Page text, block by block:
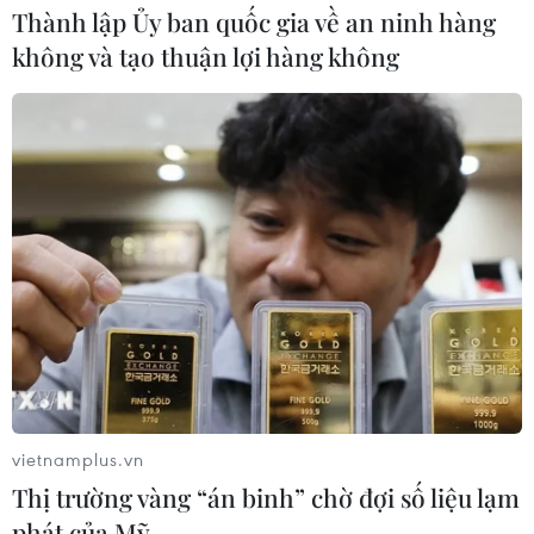
hội bảo tồn và phát triển thương hiệu
10/08/2026 05:12
Giá vàng ngày 10/8: Bảng giá tại các
công ty vàng bạc đá quý
10/08/2026 02:06
Giá dầu tiếp tục leo thang khi rủi ro
gián đoạn nguồn cung gia tăng
10/08/2026 02:03
Thành lập Ủy ban quốc gia về an ninh hàng
không và tạo thuận lợi hàng không
vietnamplus.vn
Thị trường vàng “án binh” chờ đợi số liệu lạm